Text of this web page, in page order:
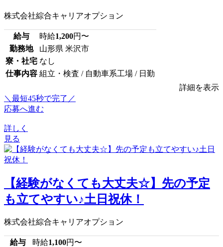
株式会社綜合キャリアオプション
給与 時給1,200円〜
勤務地
山形県 米沢市
寮・社宅 なし
仕事内容 組立・検査 / 自動車系工場 / 日勤
詳細を表示
＼最短45秒で完了／
応募へ進む
詳しく
見る
【経験がなくても大丈夫☆】先の予定
も立てやすい♪土日祝休！
株式会社綜合キャリアオプション
給与 時給1,100円〜